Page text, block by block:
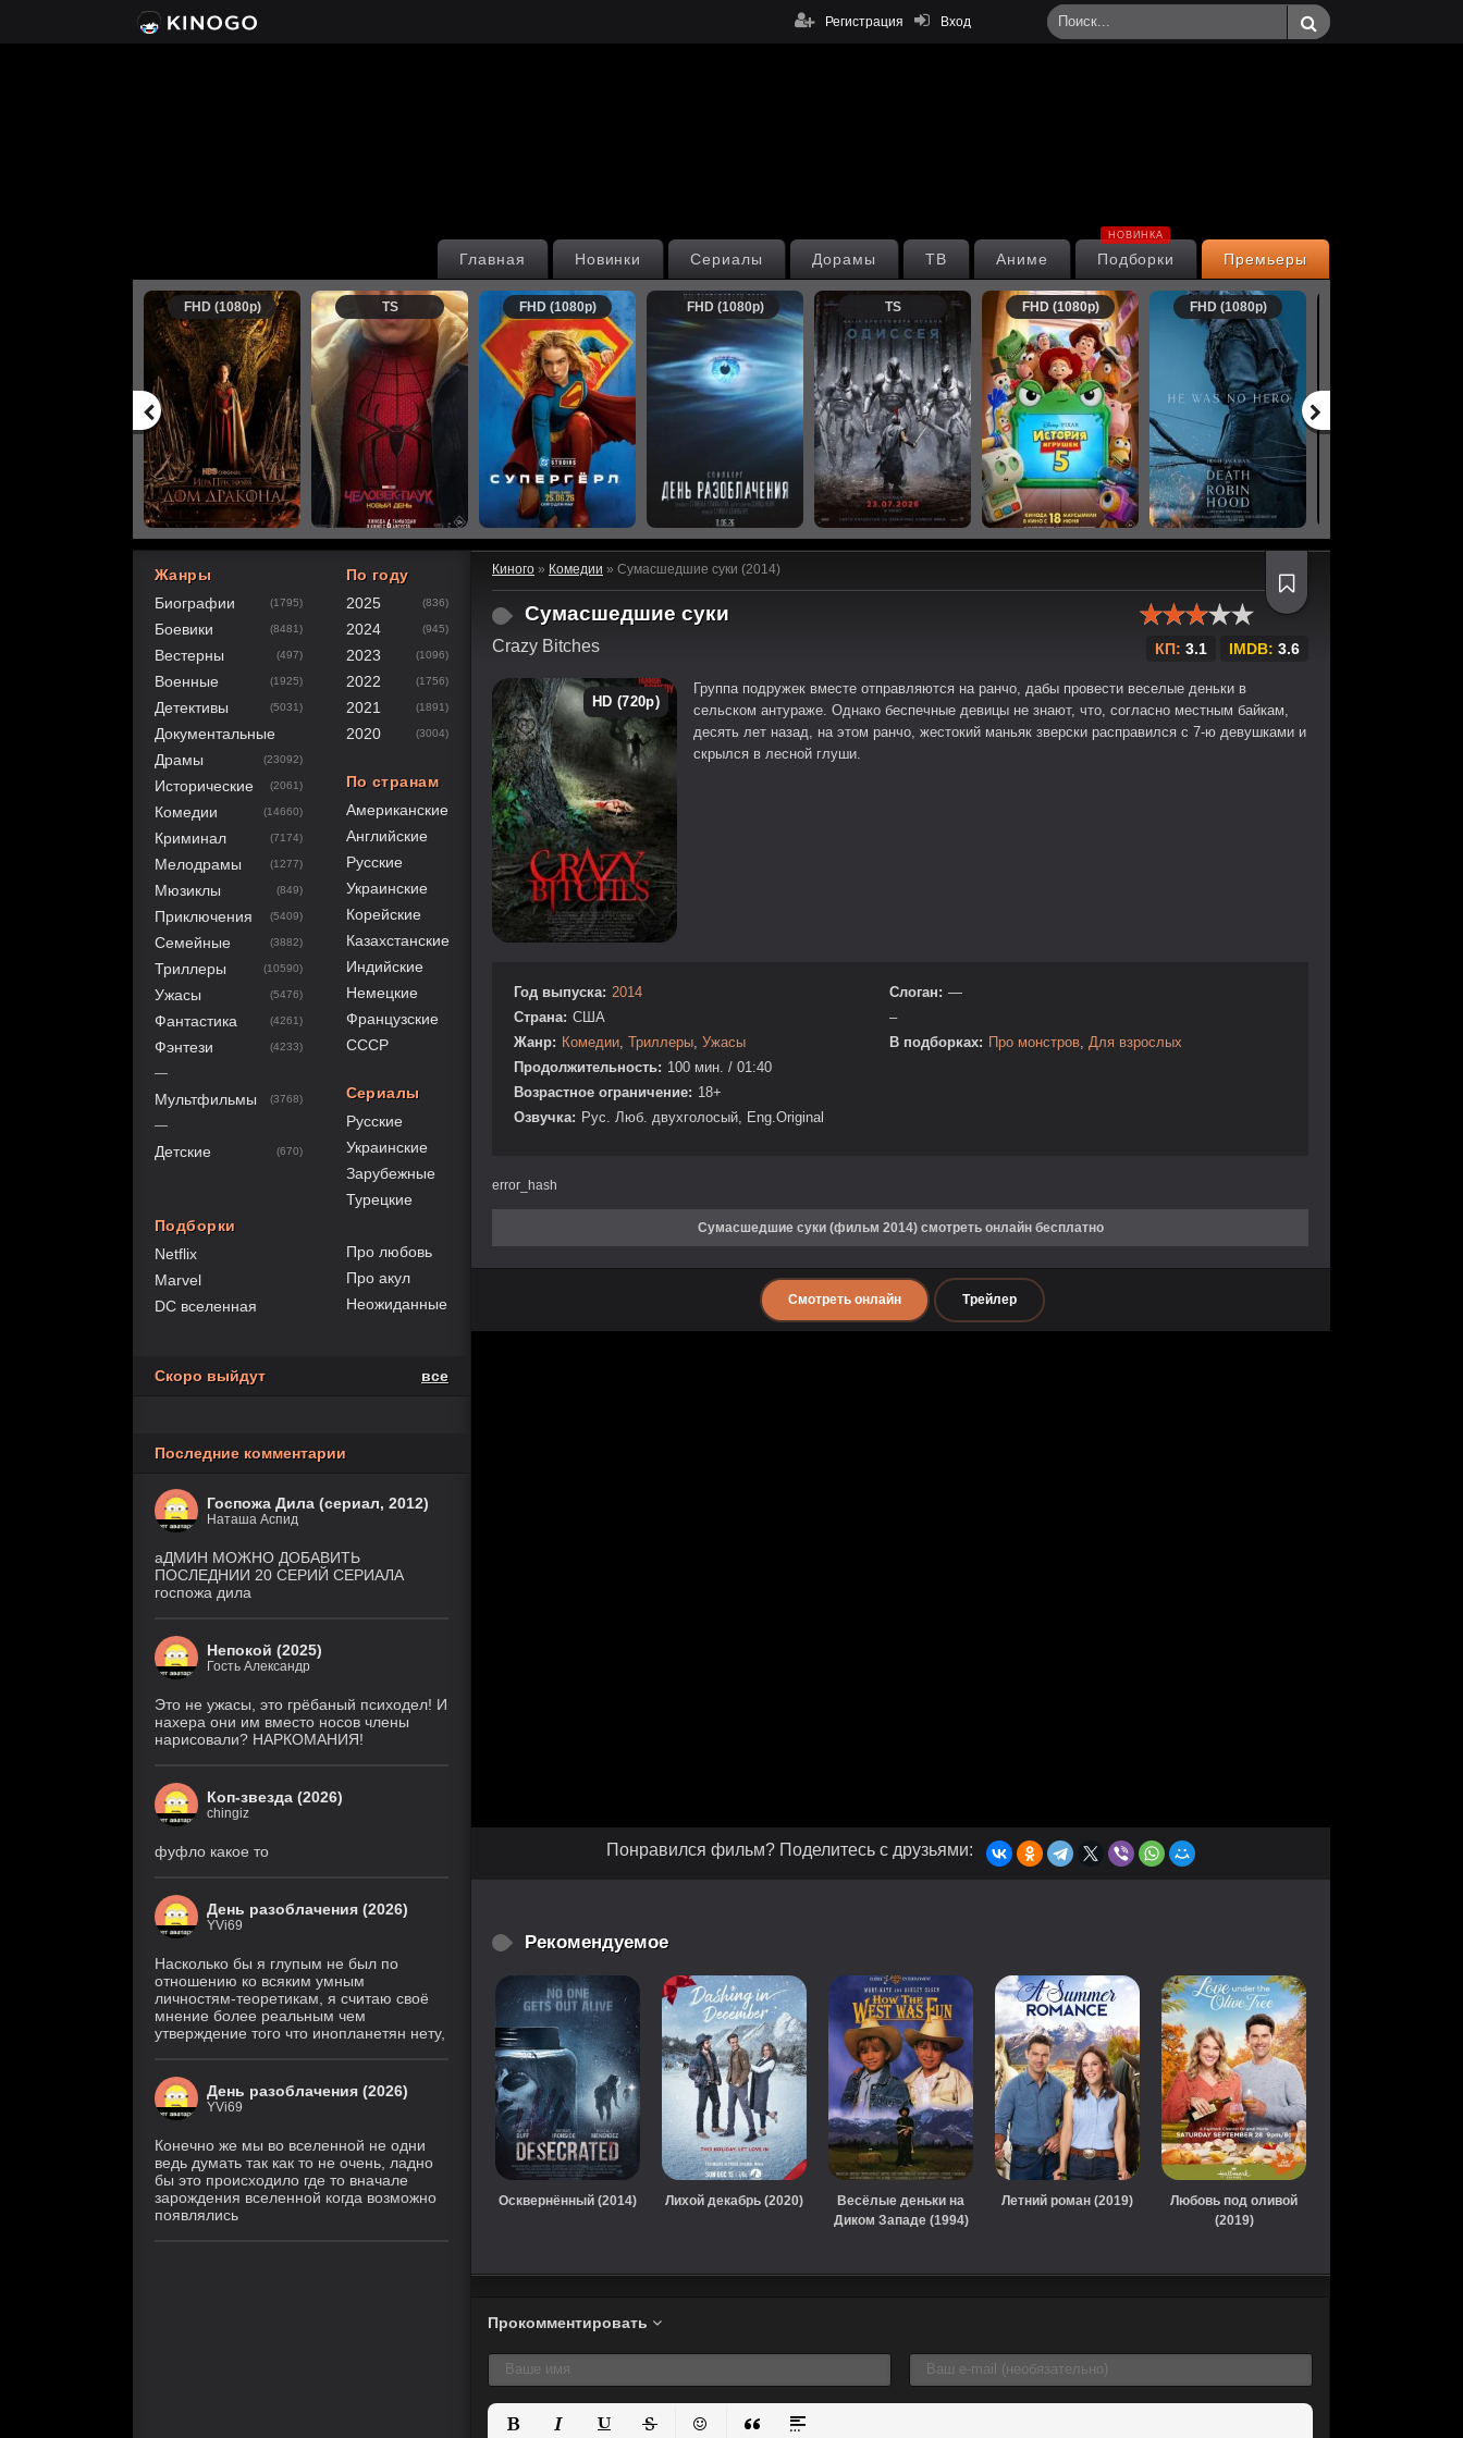
Вход
Регистрация
Премьеры
Подборки
НОВИНКА
Аниме
ТВ
Дорамы
Сериалы
Новинки
Главная
FHD (1080p) TS FHD (1080p) FHD (1080p) TS FHD (1080p) FHD (1080p)
Киного » Комедии » Сумасшедшие суки (2014)
Сумасшедшие суки
Crazy Bitches
60
1 2 3 4
КП: 3.1 IMDB: 3.6
HD (720p)
Группа подружек вместе отправляются на ранчо, дабы провести веселые деньки в
сельском антураже. Однако беспечные девицы не знают, что, согласно местным байкам,
десять лет назад, на этом ранчо, жестокий маньяк зверски расправился с 7-ю девушками и
скрылся в лесной глуши.
Год выпуска: 2014
Страна: США
Жанр: Комедии Триллеры Ужасы
Продолжительность: 100 мин. / 01:40
Возрастное ограничение: 18+
Озвучка: Рус. Люб. двухголосый, Eng.Original
Слоган: —
–
В подборках: Про монстров Для взрослых
error_hash
Сумасшедшие суки (фильм 2014) смотреть онлайн бесплатно
Смотреть онлайн Трейлер
Понравился фильм? Поделитесь с друзьями:
Рекомендуемое
Осквернённый (2014) Лихой декабрь (2020)
Весёлые деньки на
Диком Западе (1994)
Летний роман (2019)
Любовь под оливой
(2019)
Прокомментировать
Жанры
Биографии
(1795)
Боевики (8481)
Вестерны (497)
Военные (1925)
Детективы (5031)
Документальные
Драмы
(23092)
Исторические (2061)
Комедии (14660)
Криминал (7174)
Мелодрамы (1277)
Мюзиклы (849)
Приключения (5409)
Семейные (3882)
Триллеры (10590)
Ужасы (5476)
Фантастика (4261)
Фэнтези (4233)
—
Мультфильмы (3768)
—
Детские (670)
Подборки
Netflix
Marvel
DC вселенная
По году
2025
(836)
2024 (945)
2023 (1096)
2022 (1756)
2021 (1891)
2020 (3004)
По странам
Американские
Английские
Русские
Украинские
Корейские
Казахстанские
Индийские
Немецкие
Французские
СССР
Сериалы
Русские
Украинские
Зарубежные
Турецкие
Про любовь
Про акул
Неожиданные
Скоро выйдут все
Последние комментарии
Госпожа Дила (сериал, 2012)
Наташа Аспид
аДМИН МОЖНО ДОБАВИТЬ
ПОСЛЕДНИИ 20 СЕРИЙ СЕРИАЛА
госпожа дила
Непокой (2025)
Гость Александр
Это не ужасы, это грёбаный психодел! И
нахера они им вместо носов члены
нарисовали? НАРКОМАНИЯ!
Коп-звезда (2026)
chingiz
фуфло какое то
День разоблачения (2026)
YVi69
Насколько бы я глупым не был по
отношению ко всяким умным
личностям-теоретикам, я считаю своё
мнение более реальным чем
утверждение того что инопланетян нету,
День разоблачения (2026)
YVi69
Конечно же мы во вселенной не одни
ведь думать так как то не очень, ладно
бы это происходило где то вначале
зарождения вселенной когда возможно
появлялись